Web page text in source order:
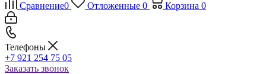
Сравнение0 Отложенные 0 Корзина 0
Телефоны
+7 921 254 75 05
Заказать звонок